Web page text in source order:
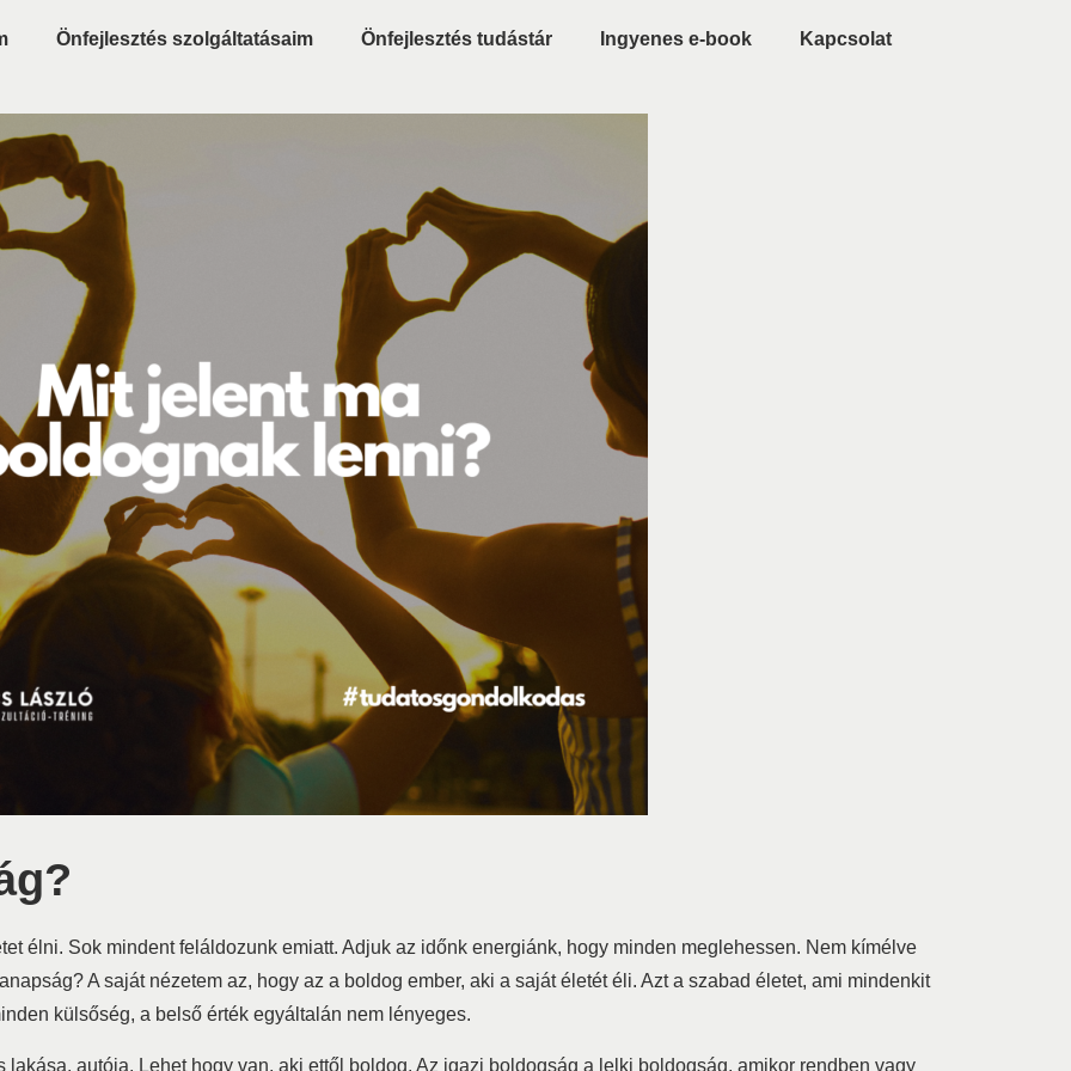
Önfejlesztés szolgáltatásaim Önfejlesztés tudástár Ingyenes e-book Kapcsolat
élni. Sok mindent feláldozunk emiatt. Adjuk az időnk energiánk, hogy minden meglehessen. Nem kímélve
A saját nézetem az, hogy az a boldog ember, aki a saját életét éli. Azt a szabad életet, ami mindenkit
külsőség, a belső érték egyáltalán nem lényeges.
autója. Lehet hogy van, aki ettől boldog. Az igazi boldogság a lelki boldogság, amikor rendben vagy